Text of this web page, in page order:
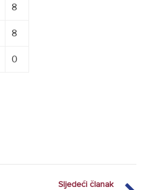
8
8
0
Sljedeći članak